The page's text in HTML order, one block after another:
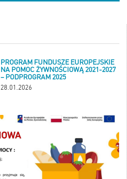
PROGRAM FUNDUSZE EUROPEJSKIE
NA POMOC ŻYWNOŚCIOWĄ 2021-2027
– PODPROGRAM 2025
28.01.2026